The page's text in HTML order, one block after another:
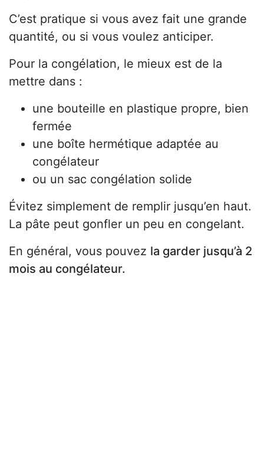
C’est pratique si vous avez fait une grande
quantité, ou si vous voulez anticiper.
Pour la congélation, le mieux est de la
mettre dans :
une bouteille en plastique propre, bien
fermée
une boîte hermétique adaptée au
congélateur
ou un sac congélation solide
Évitez simplement de remplir jusqu’en haut.
La pâte peut gonfler un peu en congelant.
En général, vous pouvez la garder jusqu’à 2
mois au congélateur.